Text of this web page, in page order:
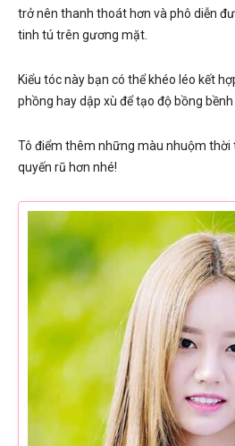
trở nên thanh thoát hơn và phô diễn
tinh tú trên gương mặt.
Kiểu tóc này bạn có thể khéo léo kết
phồng hay dập xù để tạo độ bồng
Tô điểm thêm những màu nhuộm thời
quyến rũ hơn nhé!